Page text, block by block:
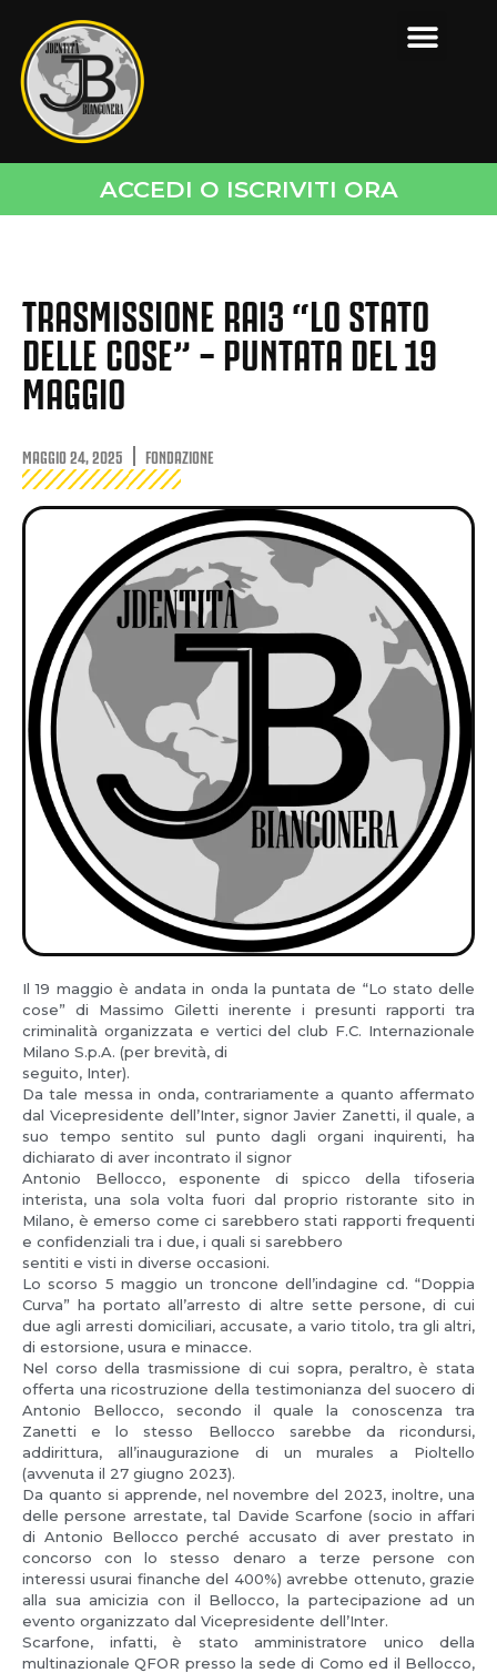
ACCEDI O ISCRIVITI ORA
TRASMISSIONE RAI3 “LO STATO
DELLE COSE” – PUNTATA DEL 19
MAGGIO
MAGGIO 24, 2025 FONDAZIONE
Il 19 maggio è andata in onda la puntata de “Lo stato delle
cose” di Massimo Giletti inerente i presunti rapporti tra
criminalità organizzata e vertici del club F.C. Internazionale
Milano S.p.A. (per brevità, di
seguito, Inter).
Da tale messa in onda, contrariamente a quanto affermato
dal Vicepresidente dell’Inter, signor Javier Zanetti, il quale, a
suo tempo sentito sul punto dagli organi inquirenti, ha
dichiarato di aver incontrato il signor
Antonio Bellocco, esponente di spicco della tifoseria
interista, una sola volta fuori dal proprio ristorante sito in
Milano, è emerso come ci sarebbero stati rapporti frequenti
e confidenziali tra i due, i quali si sarebbero
sentiti e visti in diverse occasioni.
Lo scorso 5 maggio un troncone dell’indagine cd. “Doppia
Curva” ha portato all’arresto di altre sette persone, di cui
due agli arresti domiciliari, accusate, a vario titolo, tra gli altri,
di estorsione, usura e minacce.
Nel corso della trasmissione di cui sopra, peraltro, è stata
offerta una ricostruzione della testimonianza del suocero di
Antonio Bellocco, secondo il quale la conoscenza tra
Zanetti e lo stesso Bellocco sarebbe da ricondursi,
addirittura, all’inaugurazione di un murales a Pioltello
(avvenuta il 27 giugno 2023).
Da quanto si apprende, nel novembre del 2023, inoltre, una
delle persone arrestate, tal Davide Scarfone (socio in affari
di Antonio Bellocco perché accusato di aver prestato in
concorso con lo stesso denaro a terze persone con
interessi usurai finanche del 400%) avrebbe ottenuto, grazie
alla sua amicizia con il Bellocco, la partecipazione ad un
evento organizzato dal Vicepresidente dell’Inter.
Scarfone, infatti, è stato amministratore unico della
multinazionale QFOR presso la sede di Como ed il Bellocco,